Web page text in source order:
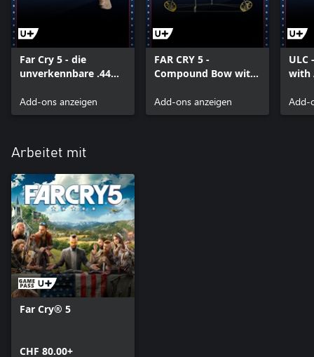
Far Cry 5 - die
unverkennbare .44
Add-ons anzeigen
FAR CRY 5 -
Compound Bow with
Skin
Add-ons anzeigen
ULC
with
Add-
Arbeitet mit
Far Cry® 5
CHF 80.00+